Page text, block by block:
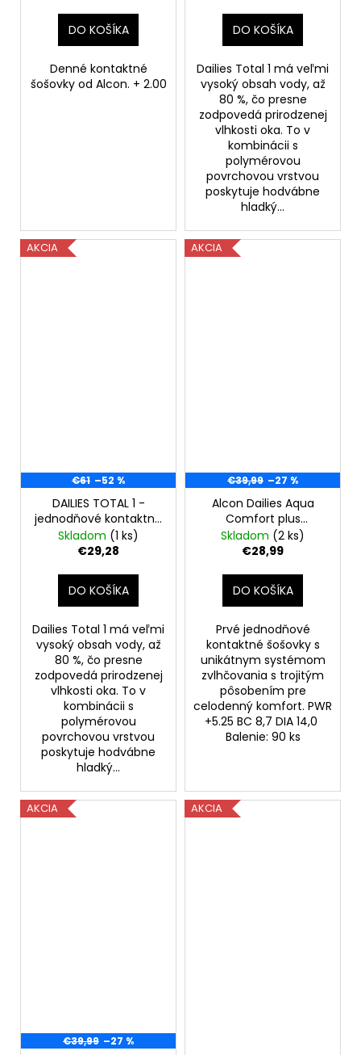
DO KOŠÍKA
Denné kontaktné
šošovky od Alcon. + 2.00
DO KOŠÍKA
Dailies Total 1 má veľmi
vysoký obsah vody, až
80 %, čo presne
zodpovedá prirodzenej
vlhkosti oka. To v
kombinácii s
polymérovou
povrchovou vrstvou
poskytuje hodvábne
hladký...
AKCIA
€61 –52 %
DAILIES TOTAL 1 -
jednodňové kontaktné
šošovky 90ks +1.75
POŠKODENÁ KRABIČKA
Skladom (1 ks)
€29,28
DO KOŠÍKA
Dailies Total 1 má veľmi
vysoký obsah vody, až
80 %, čo presne
zodpovedá prirodzenej
vlhkosti oka. To v
kombinácii s
polymérovou
povrchovou vrstvou
poskytuje hodvábne
hladký...
AKCIA
€39,99 –27 %
Alcon Dailies Aqua
Comfort plus
jednodňové kontaktné
šošovky, 90 ks +5.25
Skladom (2 ks)
€28,99
DO KOŠÍKA
Prvé jednodňové
kontaktné šošovky s
unikátnym systémom
zvlhčovania s trojitým
pôsobením pre
celodenný komfort. PWR
+5.25 BC 8,7 DIA 14,0
Balenie: 90 ks
AKCIA
€39,99 –27 %
AKCIA